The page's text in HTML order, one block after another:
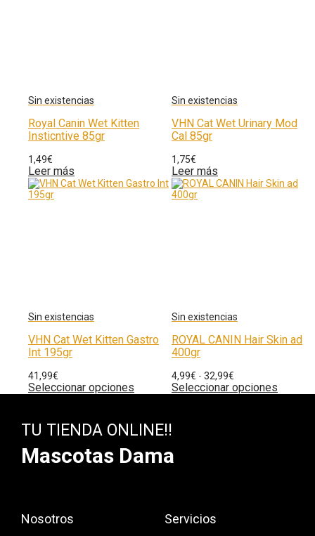
Royal Canin Wet Kitten
Insticntive 85gr
1,49€
Leer más
VHN Cat Wet Urinary Mod
Cal 85gr
1,75€
Leer más
VHN Cat Wet Kitten Gastro
Int 195gr
41,99€
Seleccionar opciones
ROYAL CANIN Hair Skin ad
400gr
4,99€ - 32,99€
Seleccionar opciones
TU TIENDA ONLINE!!
Mascotas Dama
Nosotros Servicios